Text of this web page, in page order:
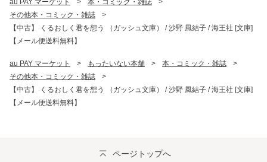
au PAY マーケット > 本・コミック・雑誌
>
その他本・コミック・雑誌
>
【中古】 くるおしく君を想う （ガッシュ文庫） / 沙野 風結子 / 海王社 [文庫]
【メール便送料無料】
au PAY マーケット > もったいない本舗 > 本・コミック・雑誌
>
その他本・コミック・雑誌
>
【中古】 くるおしく君を想う （ガッシュ文庫） / 沙野 風結子 / 海王社 [文庫]
【メール便送料無料】
ページトップへ